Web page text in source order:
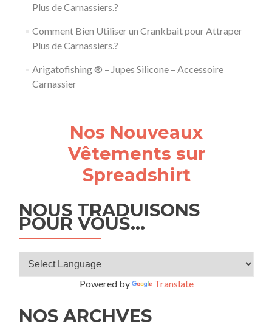
Plus de Carnassiers.?
Comment Bien Utiliser un Crankbait pour Attraper
Plus de Carnassiers.?
Arigatofishing ® – Jupes Silicone – Accessoire
Carnassier
Nos Nouveaux
Vêtements sur
Spreadshirt
NOUS TRADUISONS
POUR VOUS…
Powered by Translate
NOS ARCHVES